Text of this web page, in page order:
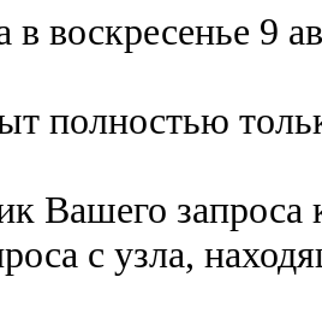
в воскресенье 9
полностью
Вашего запроса
с узла,